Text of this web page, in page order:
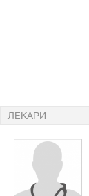
ЛЕКАРИ